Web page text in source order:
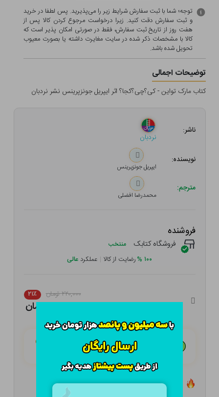
توجه؛ شما با ثبت سفارش شرایط زیر را می‌پذیرید. پس لطفا در خرید
و ثبت سفارش دقت کنید. زیرا درخواست مرجوع کردن کالا پس از
هفت روز از تاریخ ثبت سفارش، فقط در صورتی امکان پذیر است که
کالا با مشخصات ذکر شده در سایت مغایرت داشته یا بصورت معيوب
تحویل شده باشد.
توضیحات اجمالی
کتاب مارک تواین - کی؟چی؟کجا؟ اثر ایپریل جونزپرینس نشر نردبان
ناشر:
نردبان
نویسنده:
ایپریل جونزپرینس
مترجم:
محمدرضا افضلی
فروشنده
فروشگاه کتابک منتخب
۱۰۰ %رضایت از کالا | عملکرد عالی
۲۲۰,۰۰۰ تومان ۲۱٪
۱۷۳,۸۰۰ تومان
هـر قسط با تــرب‌پــی:
تعداد ۸ عدد در انبار موجود است